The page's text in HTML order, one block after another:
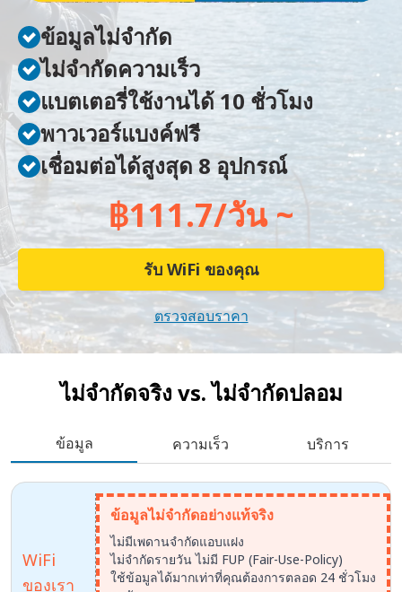
ข้อมูลไม่จำกัด
ไม่จำกัดความเร็ว
แบตเตอรี่ใช้งานได้ 10 ชั่วโมง
พาวเวอร์แบงค์ฟรี
เชื่อมต่อได้สูงสุด 8 อุปกรณ์
฿111.7/วัน ~
รับ WiFi ของคุณ
ตรวจสอบราคา
ไม่จำกัดจริง vs.ไม่จำกัดปลอม
ข้อมูล ความเร็ว บริการ
WiFi
ของเรา
ข้อมูลไม่จำกัดอย่างแท้จริง
ไม่มีเพดานจำกัดแอบแฝง
ไม่จำกัดรายวัน ไม่มี FUP (Fair-Use-Policy)
ใช้ข้อมูลได้มากเท่าที่คุณต้องการตลอด 24 ชั่วโมง